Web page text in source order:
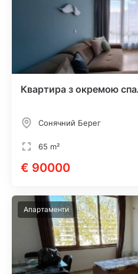
Квартира з окремою
Сонячний Берег
65 m²
€ 90000
Апартаменти